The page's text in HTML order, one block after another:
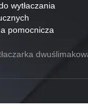
wytłaczania
pomocnicza